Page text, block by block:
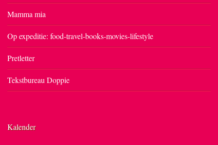
Mamma mia
Op expeditie: food-travel-books-movies-lifestyle
Pretletter
Tekstbureau Doppie
Kalender